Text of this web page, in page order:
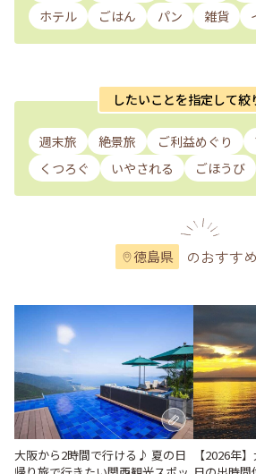
ホテル
ごはん パン 雑貨
したいことを指定して絞
週末旅 絶景旅 ご利益めぐり
くつろぐ
いやされる ごほうび
徳島県 のおすす
大阪から2時間で行ける♪ 夏の日
【2026年